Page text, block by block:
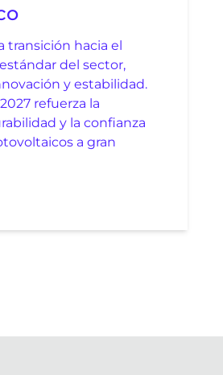
transición hacia el
del sector,
y estabilidad.
refuerza la
y la confianza
a gran